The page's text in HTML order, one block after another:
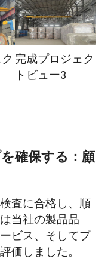
完成プロジェク
トビュー3
確保する：顧
査に合格し、順
当社の製品品
ビス、そしてプ
価しました。